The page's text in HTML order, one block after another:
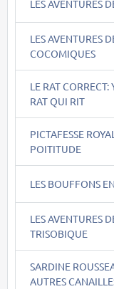
LES AVENTURES
LES AVENTURES
COCOMIQUES
LE RAT CORRECT:
RAT QUI RIT
PICTAFESSE
POITITUDE
LES BOUFFONS
LES AVENTURES
TRISOBIQUE
SARDINE
AUTRES